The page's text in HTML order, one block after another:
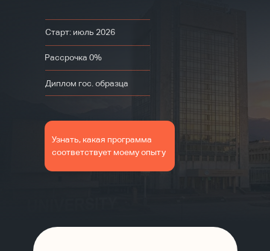
Старт: июль 2026
Диплом гос. образца
Рассрочка 0%
Узнать, какая программа
соответствует моему опыту